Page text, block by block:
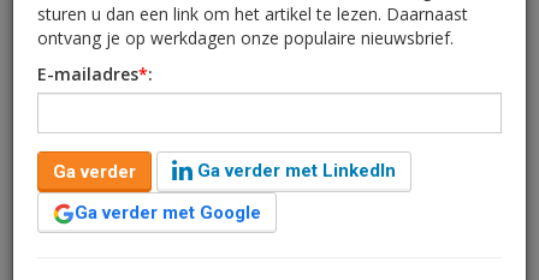
Amsterdam Zuidoost
sturen u dan een link om het artikel te lezen. Daarnaast
ontvang je op werkdagen onze populaire nieuwsbrief.
E-mailadres*:
Ga verder
Ga verder met LinkedIn
Ga verder met Google